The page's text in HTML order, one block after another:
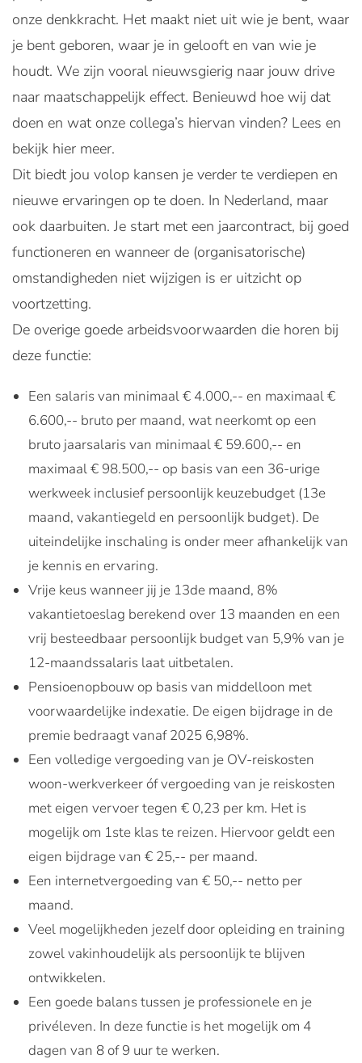
onze denkkracht. Het maakt niet uit wie je bent, waar
je bent geboren, waar je in gelooft en van wie je
houdt. We zijn vooral nieuwsgierig naar jouw drive
naar maatschappelijk effect. Benieuwd hoe wij dat
doen en wat onze collega’s hiervan vinden? Lees en
bekijk hier meer.
Dit biedt jou volop kansen je verder te verdiepen en
nieuwe ervaringen op te doen. In Nederland, maar
ook daarbuiten. Je start met een jaarcontract, bij goed
functioneren en wanneer de (organisatorische)
omstandigheden niet wijzigen is er uitzicht op
voortzetting.
De overige goede arbeidsvoorwaarden die horen bij
deze functie:
Een salaris van minimaal € 4.000,-- en maximaal €
6.600,-- bruto per maand, wat neerkomt op een
bruto jaarsalaris van minimaal € 59.600,-- en
maximaal € 98.500,-- op basis van een 36-urige
werkweek inclusief persoonlijk keuzebudget (13e
maand, vakantiegeld en persoonlijk budget). De
uiteindelijke inschaling is onder meer afhankelijk van
je kennis en ervaring.
Vrije keus wanneer jij je 13de maand, 8%
vakantietoeslag berekend over 13 maanden en een
vrij besteedbaar persoonlijk budget van 5,9% van je
12-maandssalaris laat uitbetalen.
Pensioenopbouw op basis van middelloon met
voorwaardelijke indexatie. De eigen bijdrage in de
premie bedraagt vanaf 2025 6,98%.
Een volledige vergoeding van je OV-reiskosten
woon-werkverkeer óf vergoeding van je reiskosten
met eigen vervoer tegen € 0,23 per km. Het is
mogelijk om 1ste klas te reizen. Hiervoor geldt een
eigen bijdrage van € 25,-- per maand.
Een internetvergoeding van € 50,-- netto per
maand.
Veel mogelijkheden jezelf door opleiding en training
zowel vakinhoudelijk als persoonlijk te blijven
ontwikkelen.
Een goede balans tussen je professionele en je
privéleven. In deze functie is het mogelijk om 4
dagen van 8 of 9 uur te werken.